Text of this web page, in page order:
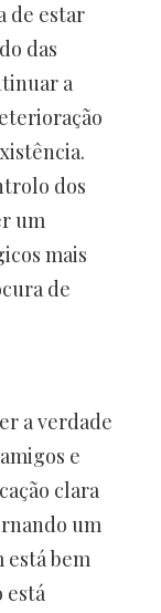
de estar
das
a
dos
um
mais
de
a verdade
e
clara
um
está bem
está